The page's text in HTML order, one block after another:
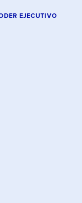
EJECUTIVO